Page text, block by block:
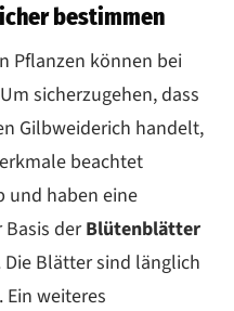
bestimmen
Pflanzen können bei
sicherzugehen, dass
Gilbweiderich handelt,
beachtet
und haben eine
derBlütenblätter
Blätter sind länglich
weiteres